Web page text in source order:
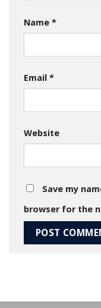
Name *
Email *
Website
Save my
browser for the